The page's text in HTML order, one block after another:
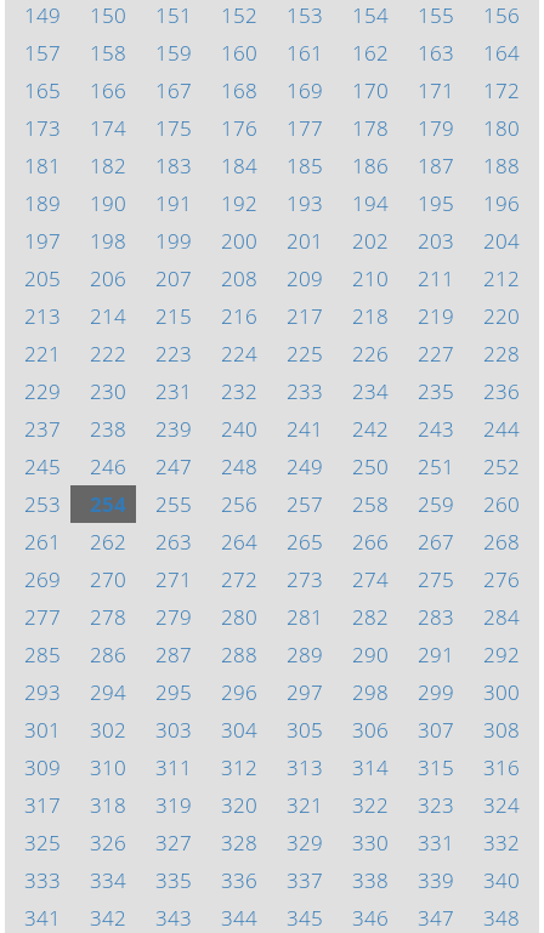
149
150 151 152 153 154 155
156
157
158 159 160 161 162 163
164
165
166 167 168 169 170 171
172
173
174 175 176 177 178 179
180
181
182 183 184 185 186 187
188
189
190 191 192 193 194 195
196
197
198 199 200 201 202 203
204
205
206 207 208 209 210 211
212
213
214 215 216 217 218 219
220
221
222 223 224 225 226 227
228
229
230 231 232 233 234 235
236
237
238 239 240 241 242 243
244
245
246 247 248 249 250 251
252
253
254 255 256 257 258 259
260
261
262 263 264 265 266 267
268
269
270 271 272 273 274 275
276
277
278 279 280 281 282 283
284
285
286 287 288 289 290 291
292
293
294 295 296 297 298 299
300
301
302 303 304 305 306 307
308
309
310 311 312 313 314 315
316
317
318 319 320 321 322 323
324
325
326 327 328 329 330 331
332
333
334 335 336 337 338 339
340
341
342 343 344 345 346 347 348